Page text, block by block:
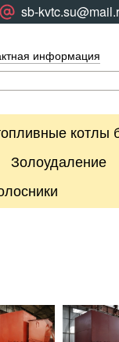
sb-
информация
котлы
Золоудаление